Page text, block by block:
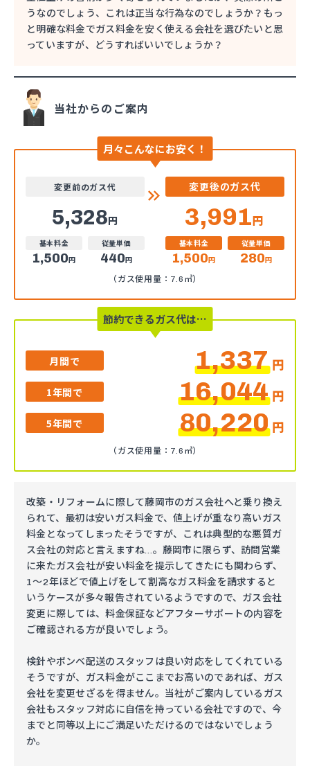
うなのでしょう、これは正当な行為なのでしょうか？もっ
と明確な料金でガス料金を安く使える会社を選びたいと思
っていますが、どうすればいいでしょうか？
当社からのご案内
月々こんなにお安く！
変更前のガス代
5,328円
変更後のガス代
3,991円
基本料金
1,500円
従量単価
440円
基本料金
1,500円
従量単価
280円
（ガス使用量：7.6㎥）
節約できるガス代は…
月間で 1,337円
1年間で 16,044円
5年間で 80,220円
（ガス使用量：7.6㎥）
改築・リフォームに際して藤岡市のガス会社へと乗り換え
られて、最初は安いガス料金で、値上げが重なり高いガス
料金となってしまったそうですが、これは典型的な悪質ガ
ス会社の対応と言えますね…。藤岡市に限らず、訪問営業
に来たガス会社が安い料金を提示してきたにも関わらず、
1～2年ほどで値上げをして割高なガス料金を請求すると
いうケースが多々報告されているようですので、ガス会社
変更に際しては、料金保証などアフターサポートの内容を
ご確認される方が良いでしょう。
検針やボンベ配送のスタッフは良い対応をしてくれている
そうですが、ガス料金がここまでお高いのであれば、ガス
会社を変更せざるを得ません。当社がご案内しているガス
会社もスタッフ対応に自信を持っている会社ですので、今
までと同等以上にご満足いただけるのではないでしょう
か。